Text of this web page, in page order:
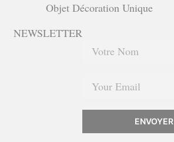
Objet Décoration Unique
NEWSLETTER
ENVOYER